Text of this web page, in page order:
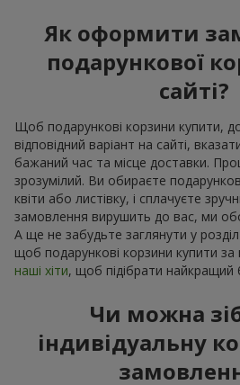
Як оформити
подарункової
сайті?
Щоб подарункові корзини купити,
відповідний варіант на сайті,
бажаний час та місце доставки.
зрозумілий. Ви обираєте
квіти або листівку, і сплачуєте
замовлення вирушить до вас, ми
А ще не забудьте заглянути у розділ
щоб подарункові корзини купити
наші хіти, щоб підібрати найкращий
Чи можна
індивідуальну